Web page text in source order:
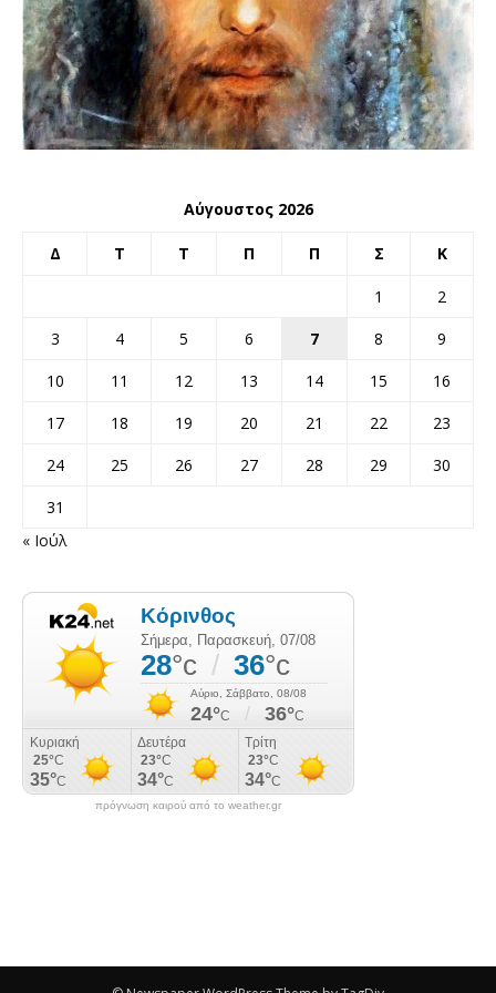
Αύγουστος 2026
Δ Τ Τ Π Π Σ Κ
1
2
3
4 5 6 7 8
9
10
11 12 13 14 15
16
17
18 19 20 21 22
23
24
25 26 27 28 29
30
31
« Ιούλ
πρόγνωση καιρού από το weather.gr